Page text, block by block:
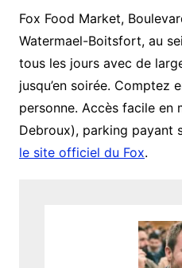
Fox Food Market,
Watermael-Boitsfort, au
tous les jours avec de
jusqu’en soirée. Comptez
personne. Accès facile en
Debroux), parking payant
le site officiel du Fox.